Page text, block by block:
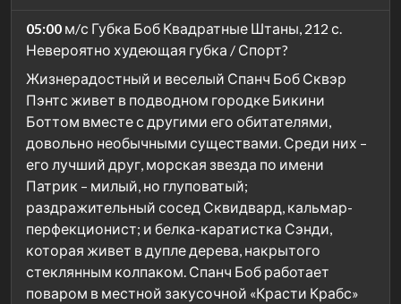
05:00 м/с Губка Боб Квадратные Штаны, 212 с.
Невероятно худеющая губка / Спорт?
Жизнерадостный и веселый Спанч Боб Сквэр
Пэнтс живет в подводном городке Бикини
Боттом вместе с другими его обитателями,
довольно необычными существами. Среди них –
его лучший друг, морская звезда по имени
Патрик – милый, но глуповатый;
раздражительный сосед Сквидвард, кальмар-
перфекционист; и белка-каратистка Сэнди,
которая живет в дупле дерева, накрытого
стеклянным колпаком. Спанч Боб работает
поваром в местной закусочной «Красти Крабс»